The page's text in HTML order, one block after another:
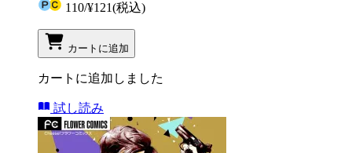
110/¥121(税込)
カートに追加
カートに追加しました
試し読み